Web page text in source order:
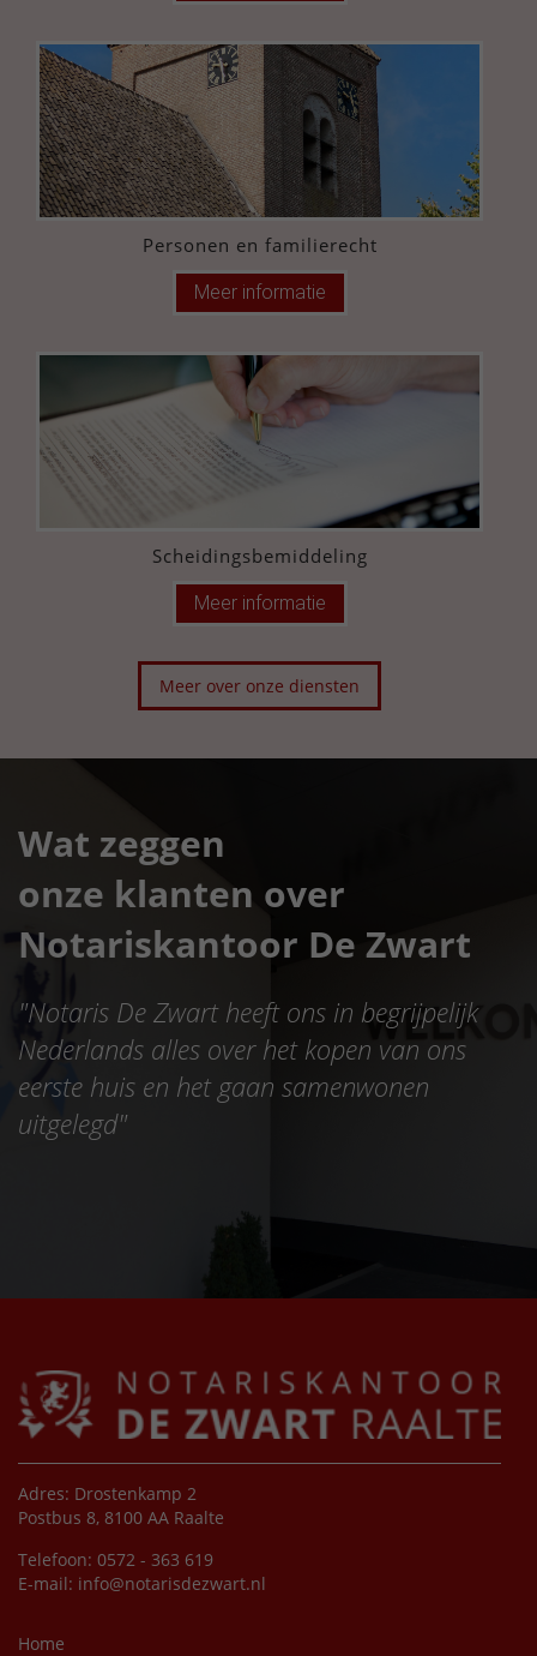
Personen en familierecht
Meer informatie
Scheidingsbemiddeling
Meer informatie
Meer over onze diensten
Wat zeggen
onze klanten over
Notariskantoor De Zwart
"Notaris De Zwart heeft ons in begrijpelijk
Nederlands alles over het kopen van ons
eerste huis en het gaan samenwonen
uitgelegd"
Adres: Drostenkamp 2
Postbus 8, 8100 AA Raalte
Telefoon: 0572 - 363 619
E-mail: info@notarisdezwart.nl
Home